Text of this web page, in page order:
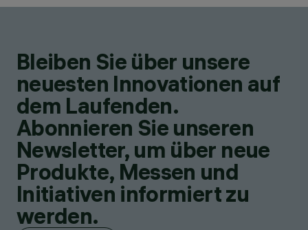
Bleiben Sie über unsere
neuesten Innovationen auf
dem Laufenden.
Abonnieren Sie unseren
Newsletter, um über neue
Produkte, Messen und
Initiativen informiert zu
werden.